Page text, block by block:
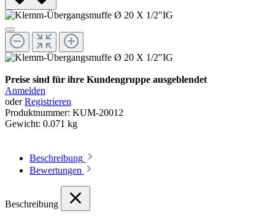
Preise sind für ihre Kundengruppe ausgeblendet
Anmelden
oderRegistrieren
Produktnummer: KUM-20012
Gewicht: 0.071 kg
Beschreibung
Bewertungen
Beschreibung